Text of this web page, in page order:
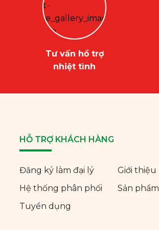
Tư vấn hổ trợ
nhiệt tình
HỖ TRỢ KHÁCH HÀNG
Đăng ký làm đại lý
Giới thiệu
Hệ thống phân phối
Sản phẩm
Tuyển dụng